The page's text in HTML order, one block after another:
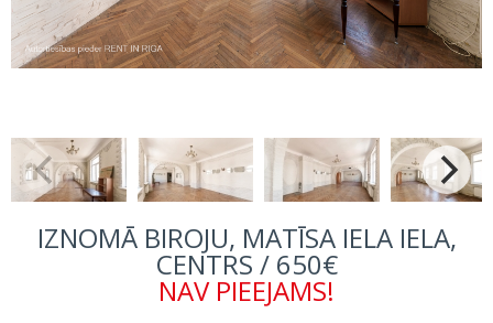
IZNOMĀ BIROJU, MATĪSA IELA IELA,
CENTRS / 650€
NAV PIEEJAMS!